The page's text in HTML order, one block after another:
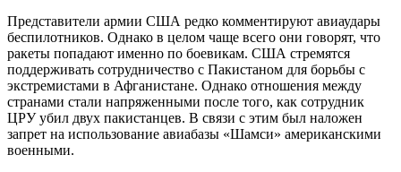
Представители армии США редко комментируют авиаудары
беспилотников. Однако в целом чаще всего они говорят, что
ракеты попадают именно по боевикам. США стремятся
поддерживать сотрудничество с Пакистаном для борьбы с
экстремистами в Афганистане. Однако отношения между
странами стали напряженными после того, как сотрудник
ЦРУ убил двух пакистанцев. В связи с этим был наложен
запрет на использование авиабазы «Шамси» американскими
военными.